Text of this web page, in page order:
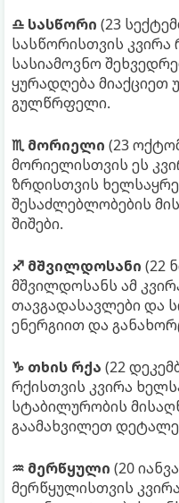
♎ სასწორი (23
სასწორისთვის
სასიამოვნო
ყურადღება მიაქციეთ
გულწრფელი.
♏ მორიელი (23
მორიელისთვის ეს
ზრდისთვის
შესაძლებლობების
შიშები.
♐ მშვილდოსანი (22
მშვილდოსანს ამ
თავგადასავლები და
ენერგიით და
♑ თხის რქა (22
რქისთვის კვირა
სტაბილურობის
გაამახვილეთ
♒ მერწყული (20
მერწყულისთვის